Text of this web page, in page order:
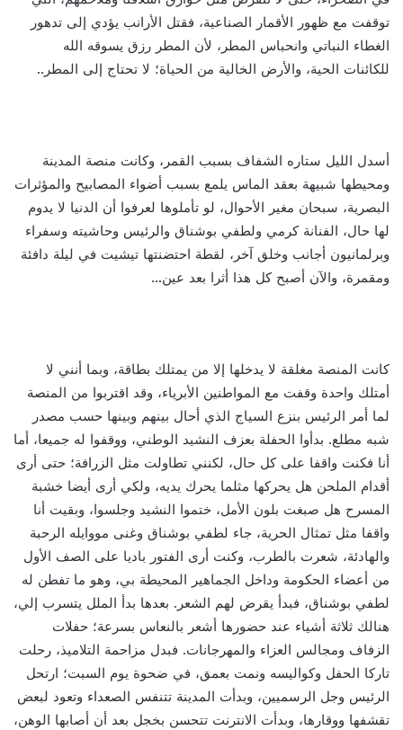
توقفت مع ظهور الأقمار الصناعية، فقتل الأرانب يؤدي إلى تدهور
الغطاء النباتي وانحباس المطر، لأن المطر رزق يسوقه الله
للكائنات الحية، والأرض الخالية من الحياة؛ لا تحتاج إلى المطر..
أسدل الليل ستاره الشفاف بسبب القمر، وكانت منصة المدينة
ومحيطها شبيهة بعقد الماس يلمع بسبب أضواء المصابيح والمؤثرات
البصرية، سبحان مغير الأحوال، لو تأملوها لعرفوا أن الدنيا لا يدوم
لها حال، الفنانة كرمي ولطفي بوشناق والرئيس وحاشيته وسفراء
وبرلمانيون أجانب وخلق آخر، لقطة احتضنتها تيشيت في ليلة دافئة
ومقمرة، والآن أصبح كل هذا أثرا بعد عين…
كانت المنصة مغلقة لا يدخلها إلا من يمتلك بطاقة، وبما أنني لا
أمتلك واحدة وقفت مع المواطنين الأبرياء، وقد اقتربوا من المنصة
لما أمر الرئيس بنزع السياج الذي أحال بينهم وبينها حسب مصدر
شبه مطلع. بدأوا الحفلة بعزف النشيد الوطني، ووقفوا له جميعا، أما
أنا فكنت واقفا على كل حال، لكنني تطاولت مثل الزرافة؛ حتى أرى
أقدام الملحن هل يحركها مثلما يحرك يديه، ولكي أرى أيضا خشبة
المسرح هل صبغت بلون الأمل، ختموا النشيد وجلسوا، وبقيت أنا
واقفا مثل تمثال الحرية، جاء لطفي بوشناق وغنى مووايله الرحبة
والهادئة، شعرت بالطرب، وكنت أرى الفتور باديا على الصف الأول
من أعضاء الحكومة وداخل الجماهير المحيطة بي، وهو ما تفطن له
لطفي بوشناق، فبدأ يقرض لهم الشعر. بعدها بدأ الملل يتسرب إلي،
هنالك ثلاثة أشياء عند حضورها أشعر بالنعاس بسرعة؛ حفلات
الزفاف ومجالس العزاء والمهرجانات. فبدل مزاحمة التلاميذ، رحلت
تاركا الحفل وكواليسه ونمت بعمق، في ضحوة يوم السبت؛ ارتحل
الرئيس وجل الرسميين، وبدأت المدينة تتنفس الصعداء وتعود لبعض
تقشفها ووقارها، وبدأت الانترنت تتحسن بخجل بعد أن أصابها الوهن،